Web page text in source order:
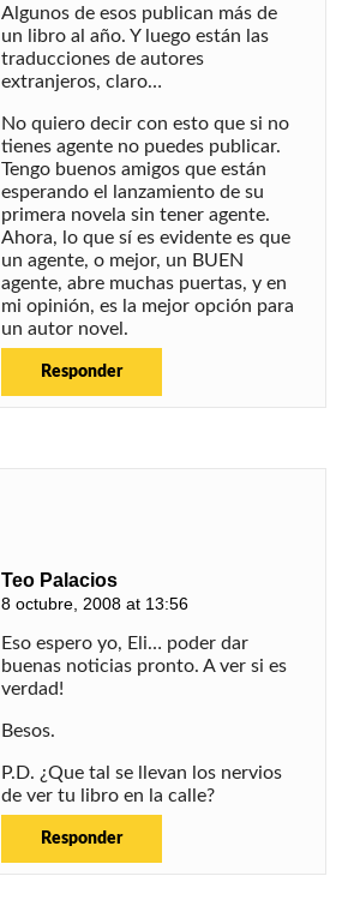
Algunos de esos publican más de
un libro al año. Y luego están las
traducciones de autores
extranjeros, claro…
No quiero decir con esto que si no
tienes agente no puedes publicar.
Tengo buenos amigos que están
esperando el lanzamiento de su
primera novela sin tener agente.
Ahora, lo que sí es evidente es que
un agente, o mejor, un BUEN
agente, abre muchas puertas, y en
mi opinión, es la mejor opción para
un autor novel.
Responder
Teo Palacios
8 octubre, 2008 at 13:56
Eso espero yo, Eli… poder dar
buenas noticias pronto. A ver si es
verdad!
Besos.
P.D. ¿Que tal se llevan los nervios
de ver tu libro en la calle?
Responder